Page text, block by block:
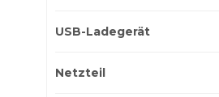
USB-Ladegerät
Netzteil